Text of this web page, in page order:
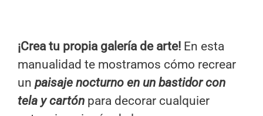
¡Crea tu propia galería de arte! En esta
manualidad te mostramos cómo recrear
un paisaje nocturno en un bastidor con
tela y cartón para decorar cualquier